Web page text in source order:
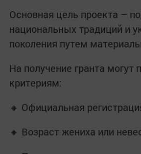
Основная цель проекта –
национальных традиций и
поколения путем
На получение гранта
критериям:
🔸 Официальная
🔸 Возраст жениха или